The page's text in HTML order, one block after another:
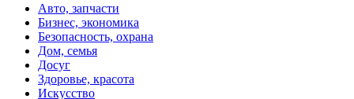
Авто, запчасти
Бизнес, экономика
Безопасность, охрана
Дом, семья
Досуг
Здоровье, красота
Искусство